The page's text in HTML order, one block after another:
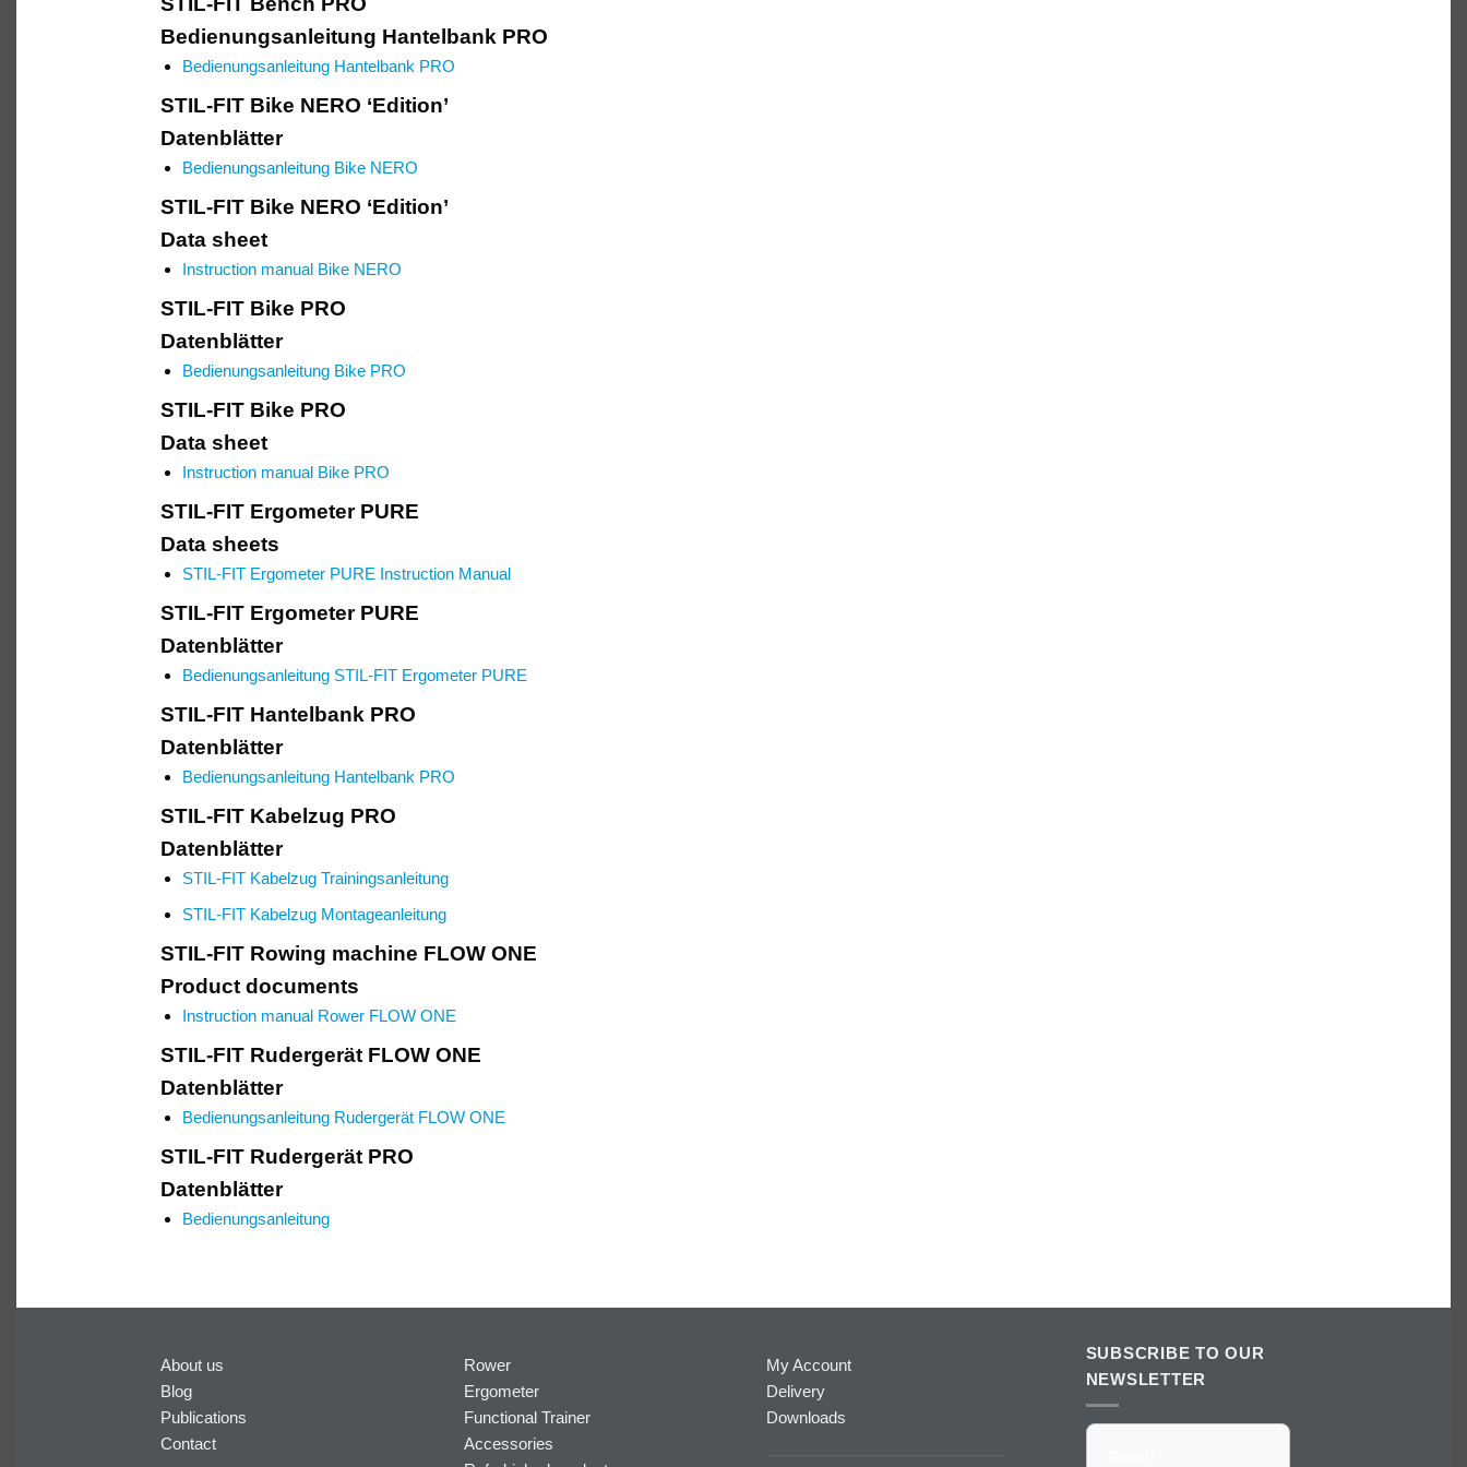
Bedienungsanleitung Hantelbank PRO
Bedienungsanleitung Hantelbank PRO
STIL-FIT Bike NERO ‘Edition’
Datenblätter
Bedienungsanleitung Bike NERO
STIL-FIT Bike NERO ‘Edition’
Data sheet
Instruction manual Bike NERO
STIL-FIT Bike PRO
Datenblätter
Bedienungsanleitung Bike PRO
STIL-FIT Bike PRO
Data sheet
Instruction manual Bike PRO
STIL-FIT Ergometer PURE
Data sheets
STIL-FIT Ergometer PURE Instruction Manual
STIL-FIT Ergometer PURE
Datenblätter
Bedienungsanleitung STIL-FIT Ergometer PURE
STIL-FIT Hantelbank PRO
Datenblätter
Bedienungsanleitung Hantelbank PRO
STIL-FIT Kabelzug PRO
Datenblätter
STIL-FIT Kabelzug Trainingsanleitung
STIL-FIT Kabelzug Montageanleitung
STIL-FIT Rowing machine FLOW ONE
Product documents
Instruction manual Rower FLOW ONE
STIL-FIT Rudergerät FLOW ONE
Datenblätter
Bedienungsanleitung Rudergerät FLOW ONE
STIL-FIT Rudergerät PRO
Datenblätter
Bedienungsanleitung
About us
Blog
Publications
Contact
Rower
Ergometer
Functional Trainer
Accessories
My Account
Delivery
Downloads
SUBSCRIBE TO OUR
NEWSLETTER